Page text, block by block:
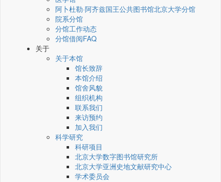
阿卜杜勒·阿齐兹国王公共图书馆北京大学分馆
院系分馆
分馆工作动态
分馆借阅FAQ
关于
关于本馆
馆长致辞
本馆介绍
馆舍风貌
组织机构
联系我们
来访预约
加入我们
科学研究
科研项目
北京大学数字图书馆研究所
北京大学亚洲史地文献研究中心
学术委员会